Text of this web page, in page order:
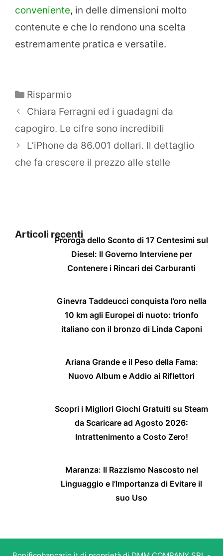
conveniente, in delle dimensioni molto
contenute e che lo rendono una scelta
estremamente pratica e versatile.
Categorie
Risparmio
Chiara Ferragni ed i guadagni da
capogiro. Le cifre sono incredibili
L’iPhone da 86.001 dollari. Il dettaglio
che fa crescere il prezzo alle stelle
Articoli recentiProroga dello Sconto di 17 Centesimi sul
Diesel: Il Governo Interviene per
Contenere i Rincari dei Carburanti
Ginevra Taddeucci conquista l’oro nella
10 km agli Europei di nuoto: trionfo
italiano con il bronzo di Linda Caponi
Ariana Grande e il Peso della Fama:
Nuovo Album e Addio ai Riflettori
Scopri i Migliori Giochi Gratuiti su Steam
da Scaricare ad Agosto 2026:
Intrattenimento a Costo Zero!
Maranza: Il Razzismo Nascosto nel
Linguaggio e l’Importanza di Evitare il
suo Uso